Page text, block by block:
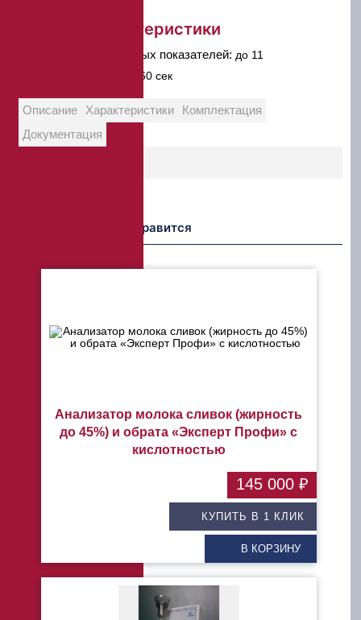
Краткие характеристики
Количество измеряемых показателей: до 11
50-60 сек
Описание Характеристики
Комплектация
Документация
Возможно Вам понравится
Анализатор молока сливок (жирность
до 45%) и обрата «Эксперт Профи» с
кислотностью
КУПИТЬ В 1 КЛИК
В КОРЗИНУ
145 000 ₽